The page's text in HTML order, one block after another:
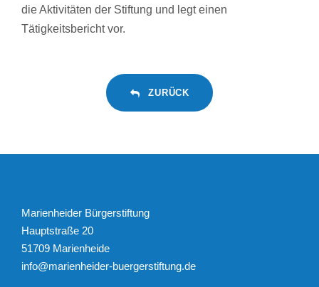
die Aktivitäten der Stiftung und legt einen
Tätigkeitsbericht vor.
ZURÜCK
Marienheider Bürgerstiftung
Hauptstraße 20
51709 Marienheide
info@marienheider-buergerstiftung.de